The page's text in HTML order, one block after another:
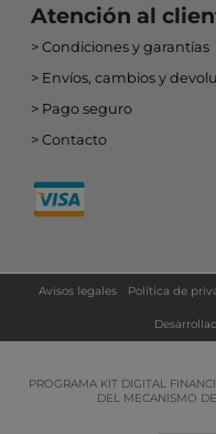
Atención al
Condiciones y garantías
Envíos, cambios y
Pago seguro
Contacto
Avisos legales Política de
PROGRAMA KIT DIGITAL
DEL MECANISMO